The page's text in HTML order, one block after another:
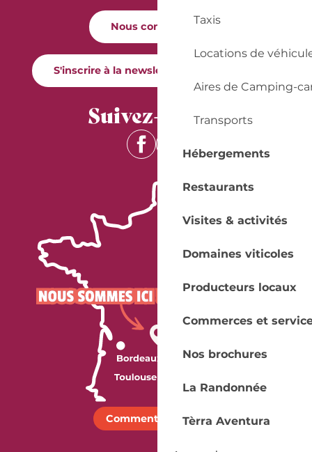
Taxis
Locations de
Aires de Camping-
Transports
Hébergements
Restaurants
Visites & activités
Domaines viticoles
Producteurs locaux
Commerces et
Nos brochures
La Randonnée
Tèrra Aventura
Nous contacter
S'inscrire à la newsletter Quai Cyrano
Suivez-nous !
Comment venir ?